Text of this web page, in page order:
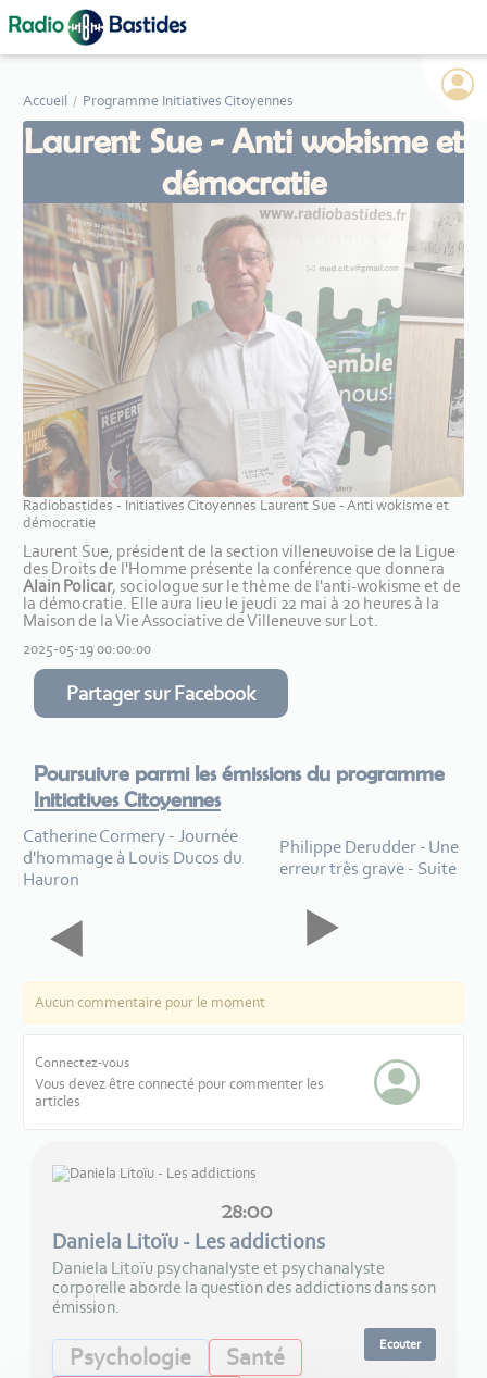
Accueil Programme Initiatives Citoyennes
Laurent Sue - Anti wokisme et
démocratie
Radiobastides - Initiatives Citoyennes Laurent Sue - Anti wokisme et
démocratie
Laurent Sue, président de la section villeneuvoise de la Ligue
des Droits de l'Homme présente la conférence que donnera
Alain Policar, sociologue sur le thème de l'anti-wokisme et de
la démocratie. Elle aura lieu le jeudi 22 mai à 20 heures à la
Maison de la Vie Associative de Villeneuve sur Lot.
2025-05-19 00:00:00
Partager sur Facebook
Poursuivre parmi les émissions du programme
Initiatives Citoyennes
Catherine Cormery - Journée
d'hommage à Louis Ducos du
Hauron
Philippe Derudder - Une
erreur très grave - Suite
Aucun commentaire pour le moment
Connectez-vous
Vous devez être connecté pour commenter les
articles
28:00
Daniela Litoïu - Les addictions
Daniela Litoïu psychanalyste et psychanalyste
corporelle aborde la question des addictions dans son
émission.
Psychologie
Santé
Ecouter
Panneau de gestion des cookies